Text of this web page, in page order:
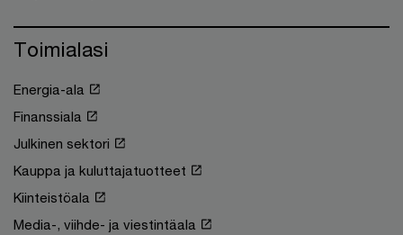
Toimialasi
Energia-ala
Finanssiala
Julkinen sektori
Kauppa ja kuluttajatuotteet
Kiinteistöala
Media-, viihde- ja viestintäala